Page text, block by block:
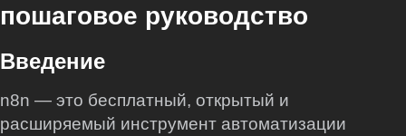
пошаговое руководство
Введение
n8n — это бесплатный, открытый и
расширяемый инструмент автоматизации